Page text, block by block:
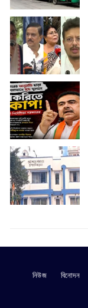
নিউজ বিনোদন